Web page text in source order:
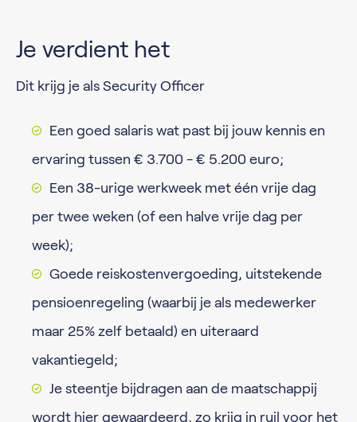
Je verdient het
Dit krijg je als Security Officer
Een goed salaris wat past bij jouw kennis en
ervaring tussen € 3.700 - € 5.200 euro;
Een 38-urige werkweek met één vrije dag
per twee weken (of een halve vrije dag per
week);
Goede reiskostenvergoeding, uitstekende
pensioenregeling (waarbij je als medewerker
maar 25% zelf betaald) en uiteraard
vakantiegeld;
Je steentje bijdragen aan de maatschappij
wordt hier gewaardeerd, zo krijg in ruil voor het